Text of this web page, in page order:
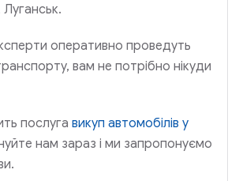
оперативно проведуть
вам не потрібно нікуди
послугавикуп автомобілів у
нам зараз і ми запропонуємо